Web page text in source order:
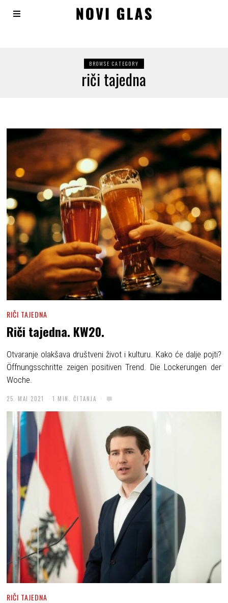
BROWSE CATEGORY
riči tajedna
RIČI TAJEDNA
Riči tajedna. KW20.
Otvaranje olakšava društveni život i kulturu. Kako će dalje pojti?
Öffnungsschritte zeigen positiven Trend. Die Lockerungen der
Woche.
25. MAI 2021 1 MIN. ČITANJA
RIČI TAJEDNA